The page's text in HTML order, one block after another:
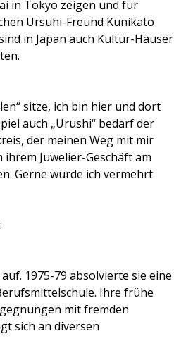
in Tokyo zeigen und für
Ursuhi-Freund Kunikato
in Japan auch Kultur-Häuser
sitze, ich bin hier und dort
auch „Urushi“ bedarf der
der meinen Weg mit mir
Juwelier-Geschäft am
Gerne würde ich vermehrt
1975-79 absolvierte sie eine
Ihre frühe
mit fremden
sich an diversen